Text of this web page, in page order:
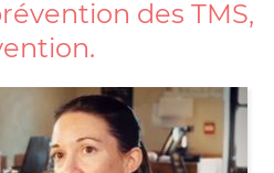
des TMS,